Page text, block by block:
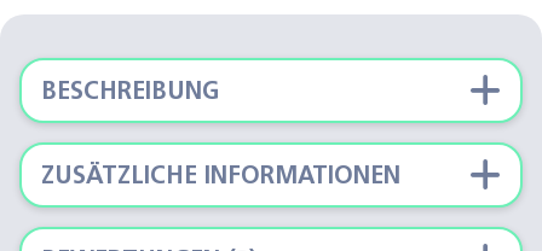
BESCHREIBUNG
ZUSÄTZLICHE INFORMATIONEN